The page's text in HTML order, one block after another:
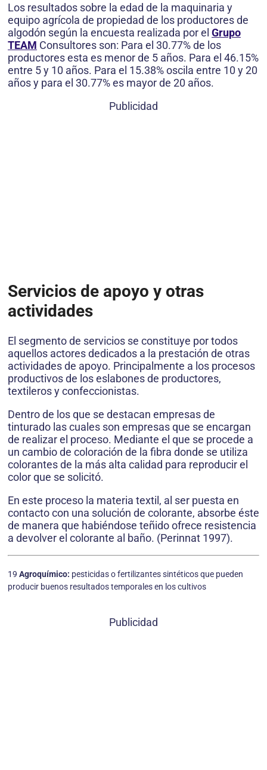
Los resultados sobre la edad de la maquinaria y
equipo agrícola de propiedad de los productores de
algodón según la encuesta realizada por el Grupo
TEAM Consultores son: Para el 30.77% de los
productores esta es menor de 5 años. Para el 46.15%
entre 5 y 10 años. Para el 15.38% oscila entre 10 y 20
años y para el 30.77% es mayor de 20 años.
Publicidad
Servicios de apoyo y otras
actividades
El segmento de servicios se constituye por todos
aquellos actores dedicados a la prestación de otras
actividades de apoyo. Principalmente a los procesos
productivos de los eslabones de productores,
textileros y confeccionistas.
Dentro de los que se destacan empresas de
tinturado las cuales son empresas que se encargan
de realizar el proceso. Mediante el que se procede a
un cambio de coloración de la fibra donde se utiliza
colorantes de la más alta calidad para reproducir el
color que se solicitó.
En este proceso la materia textil, al ser puesta en
contacto con una solución de colorante, absorbe éste
de manera que habiéndose teñido ofrece resistencia
a devolver el colorante al baño. (Perinnat 1997).
19 Agroquímico: pesticidas o fertilizantes sintéticos que pueden
producir buenos resultados temporales en los cultivos
Publicidad